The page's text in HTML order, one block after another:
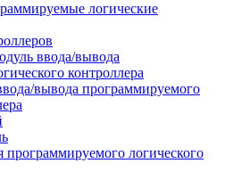
логические
ввода/вывода
контроллера
вывода программируемого
программируемого логического